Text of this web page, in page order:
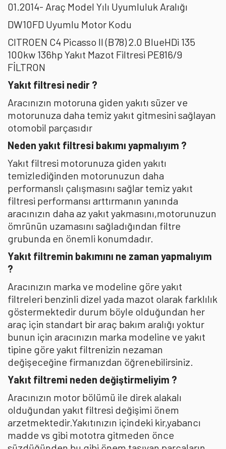
01.2014- Araç Model Yılı Uyumluluk Aralığı
DW10FD Uyumlu Motor Kodu
CITROEN C4 Picasso II (B78) 2.0 BlueHDi 135
100kw 136hp Yakıt Mazot Filtresi PE816/9
FİLTRON
Yakıt filtresi nedir ?
Aracınızın motoruna giden yakıtı süzer ve
motorunuza daha temiz yakıt gitmesini sağlayan
otomobil parçasıdır
Neden yakıt filtresi bakımı yapmalıyım ?
Yakıt filtresi motorunuza giden yakıtı
temizlediğinden motorunuzun daha
performanslı çalışmasını sağlar temiz yakıt
filtresi performansı arttırmanın yanında
aracınızın daha az yakıt yakmasını,motorunuzun
ömrünün uzamasını sağladığından filtre
grubunda en önemli konumdadır.
Yakıt filtremin bakımını ne zaman yapmalıyım
?
Aracınızın marka ve modeline göre yakıt
filtreleri benzinli dizel yada mazot olarak farklılık
göstermektedir durum böyle olduğundan her
araç için standart bir araç bakım aralığı yoktur
bunun için aracınızın marka modeline ve yakıt
tipine göre yakıt filtrenizin nezaman
değişeceğine firmanızdan öğrenebilirsiniz.
Yakıt filtremi neden değiştirmeliyim ?
Aracınızın motor bölümü ile direk alakalı
olduğundan yakıt filtresi değişimi önem
arzetmektedir.Yakıtınızın içindeki kir,yabancı
madde vs gibi mototra gitmeden önce